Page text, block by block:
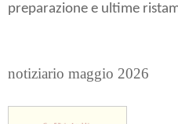
preparazione e ultime
notiziario maggio 2026